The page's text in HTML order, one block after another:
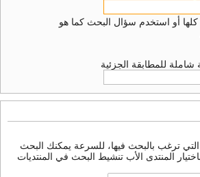
أو استخدم سؤال البحث كما هو
للمطابقة الجزئية
التي ترغب بالبحث فيها، للسرعة يمكنك البحث
المنتدى الأب تنشيط البحث في المنتديات